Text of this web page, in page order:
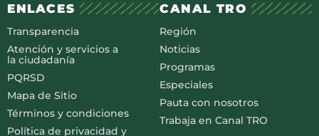
ENLACES
Transparencia
Atención y servicios a
la ciudadanía
PQRSD
Mapa de Sitio
Términos y condiciones
Política de privacidad y
CANAL TRO
Región
Noticias
Programas
Especiales
Pauta con nosotros
Trabaja en Canal TRO